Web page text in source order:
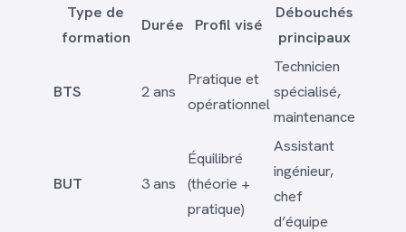
Type de
formation
Durée Profil visé
Débouchés
principaux
BTS 2 ans
Pratique et
opérationnel
Technicien
spécialisé,
maintenance
BUT 3 ans
Équilibré
(théorie +
pratique)
Assistant
ingénieur,
chef
d’équipe